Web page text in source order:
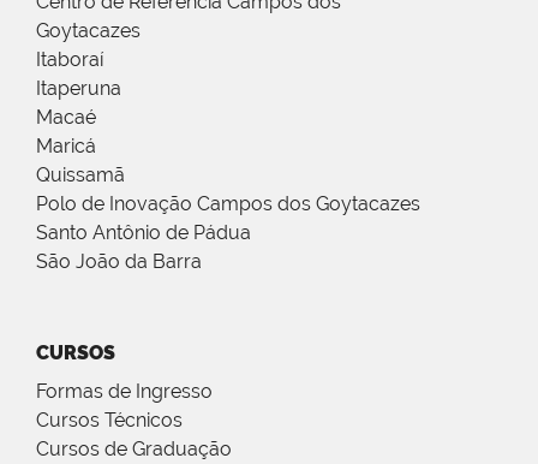
Goytacazes
Itaboraí
Itaperuna
Macaé
Maricá
Quissamã
Polo de Inovação Campos dos Goytacazes
Santo Antônio de Pádua
São João da Barra
CURSOS
Formas de Ingresso
Cursos Técnicos
Cursos de Graduação